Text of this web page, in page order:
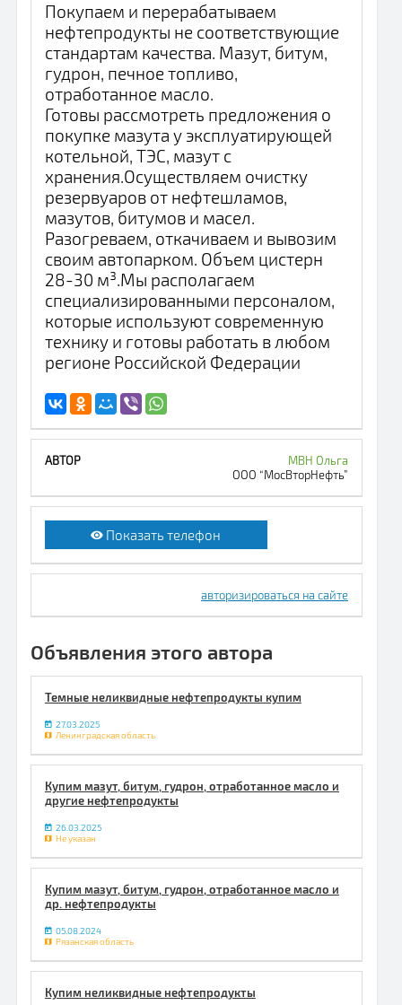
Покупаем и перерабатываем
нефтепродукты не соответствующие
стандартам качества. Мазут, битум,
гудрон, печное топливо,
отработанное масло.
Готовы рассмотреть предложения о
покупке мазута у эксплуатирующей
котельной, ТЭС, мазут с
хранения.Осуществляем очистку
резервуаров от нефтешламов,
мазутов, битумов и масел.
Разогреваем, откачиваем и вывозим
своим автопарком. Объем цистерн
28-30 м³.Мы располагаем
специализированными персоналом,
которые используют современную
технику и готовы работать в любом
регионе Российской Федерации
МВН Ольга
ООО “МосВторНефть”
Показать телефон
авторизироваться на сайте
Объявления этого автора
Темные неликвидные нефтепродукты купим
27.03.2025
Ленинградская область
Купим мазут, битум, гудрон, отработанное масло и
другие нефтепродукты
26.03.2025
Не указан
Купим мазут, битум, гудрон, отработанное масло и
др. нефтепродукты
05.08.2024
Рязанская область
Купим неликвидные нефтепродукты